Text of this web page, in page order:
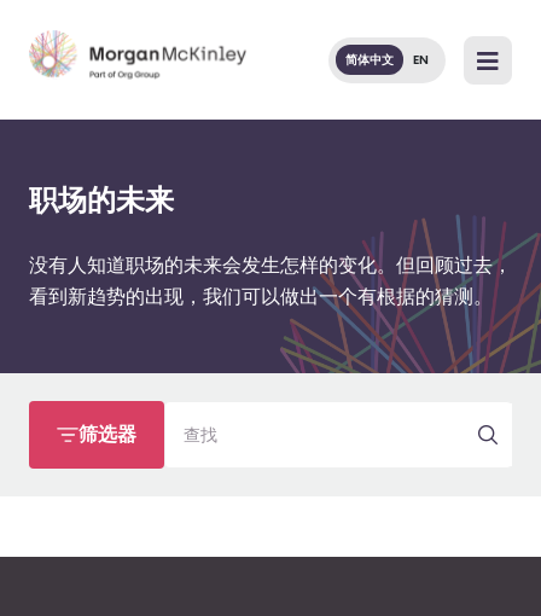
简体中文 EN
职场的未来
没有人知道职场的未来会发生怎样的变化。但回顾过去，
看到新趋势的出现，我们可以做出一个有根据的猜测。
筛选器 查找